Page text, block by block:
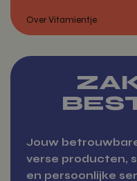
Jouw
verse producten,
en persoonlijke